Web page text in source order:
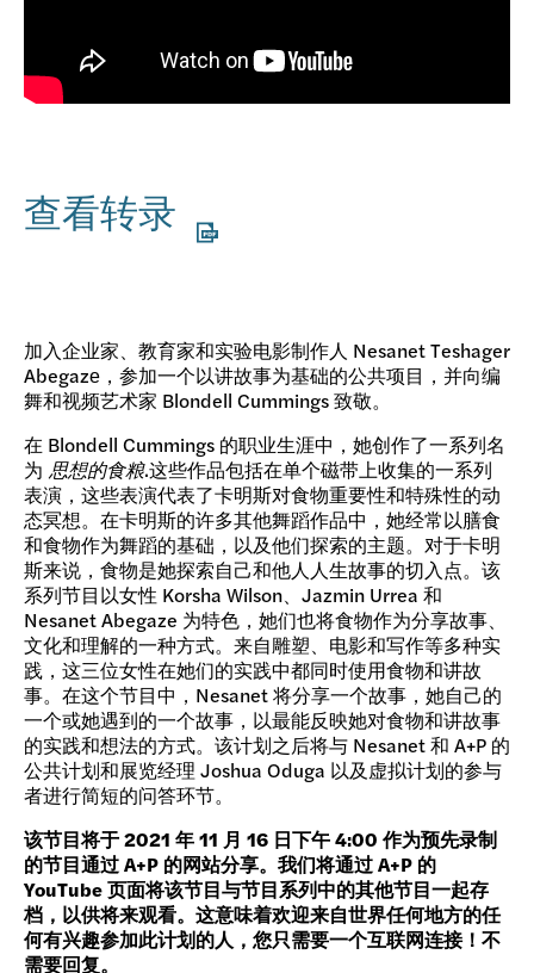
查看转录
加入企业家、教育家和实验电影制作人 Nesanet Teshager
Abegaze，参加一个以讲故事为基础的公共项目，并向编
舞和视频艺术家 Blondell Cummings 致敬。
在 Blondell Cummings 的职业生涯中，她创作了一系列名
为 思想的食粮.这些作品包括在单个磁带上收集的一系列
表演，这些表演代表了卡明斯对食物重要性和特殊性的动
态冥想。在卡明斯的许多其他舞蹈作品中，她经常以膳食
和食物作为舞蹈的基础，以及他们探索的主题。对于卡明
斯来说，食物是她探索自己和他人人生故事的切入点。该
系列节目以女性 Korsha Wilson、Jazmin Urrea 和
Nesanet Abegaze 为特色，她们也将食物作为分享故事、
文化和理解的一种方式。来自雕塑、电影和写作等多种实
践，这三位女性在她们的实践中都同时使用食物和讲故
事。在这个节目中，Nesanet 将分享一个故事，她自己的
一个或她遇到的一个故事，以最能反映她对食物和讲故事
的实践和想法的方式。该计划之后将与 Nesanet 和 A+P 的
公共计划和展览经理 Joshua Oduga 以及虚拟计划的参与
者进行简短的问答环节。
该节目将于 2021 年 11 月 16 日下午 4:00 作为预先录制
的节目通过 A+P 的网站分享。我们将通过 A+P 的
YouTube 页面将该节目与节目系列中的其他节目一起存
档，以供将来观看。这意味着欢迎来自世界任何地方的任
何有兴趣参加此计划的人，您只需要一个互联网连接！不
需要回复。